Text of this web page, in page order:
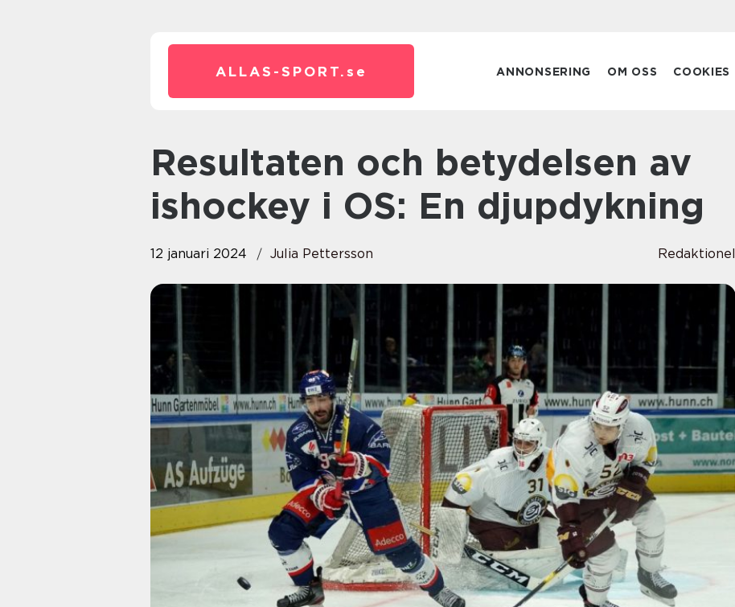
ALLAS-SPORT. se ANNONSERING OM OSS COOKIES
Resultaten och betydelsen av
ishockey i OS: En djupdykning
12 januari 2024 Julia Pettersson Redaktionel